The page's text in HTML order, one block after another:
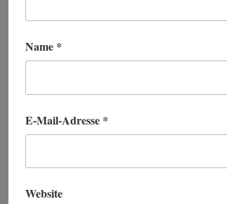
Name *
E-Mail-Adresse *
Website